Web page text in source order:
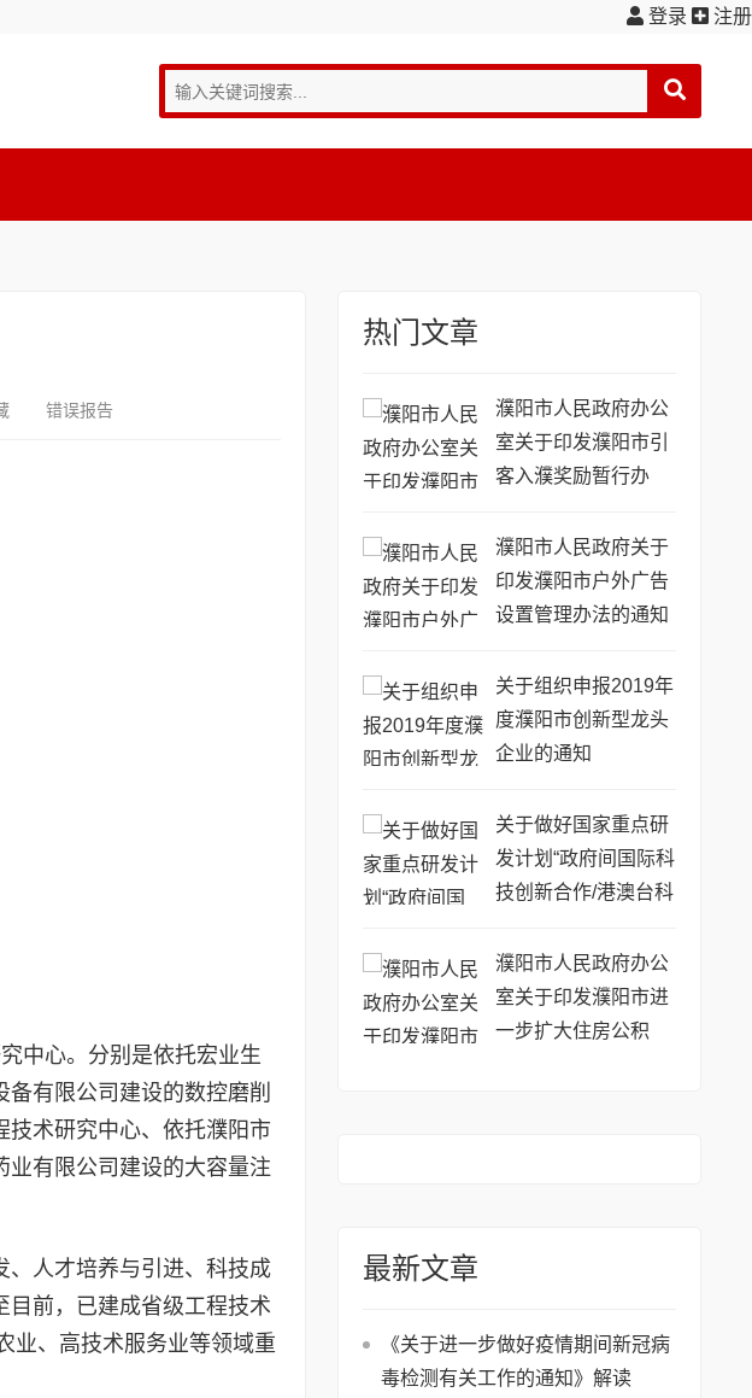
登录 注册
错误报告
中心。分别是依托宏业生
有限公司建设的数控磨削
技术研究中心、依托濮阳市
有限公司建设的大容量注
、人才培养与引进、科技成
目前，已建成省级工程技术
业、高技术服务业等领域重
热门文章
濮阳市人民政府办公
室关于印发濮阳市引
客入濮奖励暂行办
76号)
濮阳市人民政府关于
印发濮阳市户外广告
设置管理办法的通知
关于组织申报2019年
度濮阳市创新型龙头
企业的通知
关于做好国家重点研
发计划“政府间国际科
技创新合作/港澳台科
2019年度第二批项目
申报工作的通知
濮阳市人民政府办公
室关于印发濮阳市进
一步扩大住房公积
最新文章
《关于进一步做好疫情期间新冠病
毒检测有关工作的通知》解读